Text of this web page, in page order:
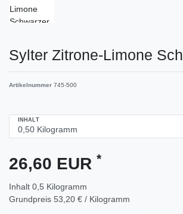
Sylter Zitrone-Limone
Artikelnummer 745-500
INHALT
26,60 EUR *
Inhalt 0,5 Kilogramm
Grundpreis 53,20 € / Kilogramm